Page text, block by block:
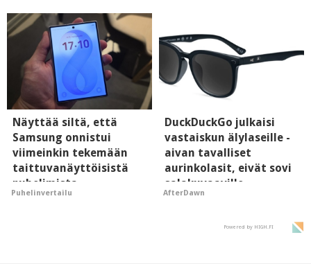
Näyttää siltä, että
Samsung onnistui
viimeinkin tekemään
taittuvanäyttöisistä
puhelimista
supersuosittuja
Puhelinvertailu
DuckDuckGo julkaisi
vastaiskun älylaseille -
aivan tavalliset
aurinkolasit, eivät sovi
salakuvaaville
hyypiöille
AfterDawn
Powered by HIGH.FI